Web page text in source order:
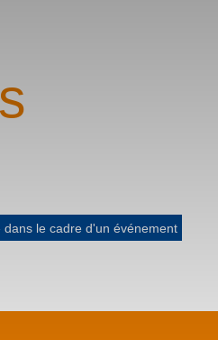
dans le cadre d'un événement